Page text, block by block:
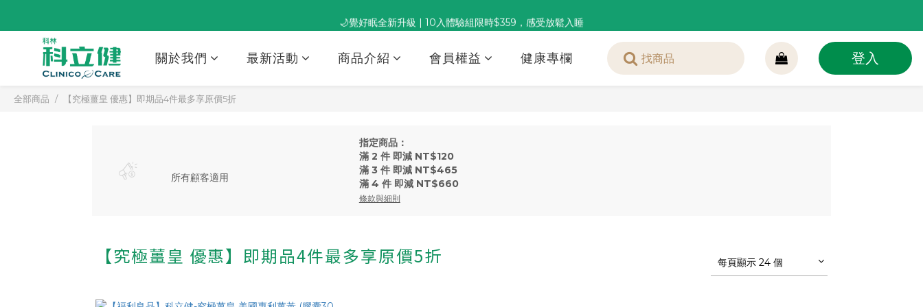
董事長推薦保養組合｜體驗價 $1,800 起，最高享 6 折
🌙覺好眠全新升級 | 10入體驗組限時$359，感受放鬆入睡
關於我們 最新活動 商品介紹 會員權益 健康專欄 登入
全部商品 【究極薑皇 優惠】即期品4件最多享原價5折
所有顧客適用
指定商品：
滿 2 件 即減 NT$120
滿 3 件 即減 NT$465
滿 4 件 即減 NT$660
條款與細則
【究極薑皇 優惠】即期品4件最多享原價5折 每頁顯示 24 個